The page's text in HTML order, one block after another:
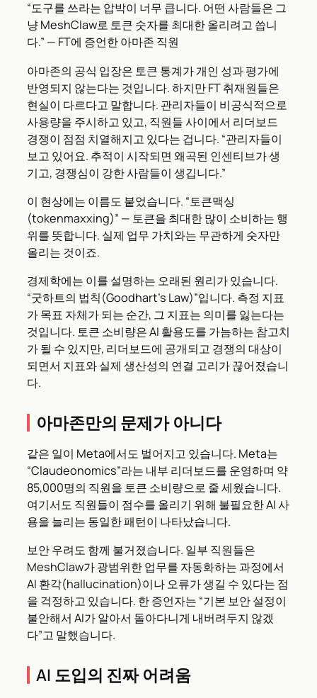
“도구를 쓰라는 압박이 너무 큽니다. 어떤 사람들은 그
냥 MeshClaw로 토큰 숫자를 최대한 올리려고 씁니
다.” — FT에 증언한 아마존 직원
아마존의 공식 입장은 토큰 통계가 개인 성과 평가에
반영되지 않는다는 것입니다. 하지만 FT 취재원들은
현실이 다르다고 말합니다. 관리자들이 비공식적으로
사용량을 주시하고 있고, 직원들 사이에서 리더보드
경쟁이 점점 치열해지고 있다는 겁니다. “관리자들이
보고 있어요. 추적이 시작되면 왜곡된 인센티브가 생
기고, 경쟁심이 강한 사람들이 생깁니다.”
이 현상에는 이름도 붙었습니다. “토큰맥싱
(tokenmaxxing)” — 토큰을 최대한 많이 소비하는 행
위를 뜻합니다. 실제 업무 가치와는 무관하게 숫자만
올리는 것이죠.
경제학에는 이를 설명하는 오래된 원리가 있습니다.
“굿하트의 법칙(Goodhart’s Law)”입니다. 측정 지표
가 목표 자체가 되는 순간, 그 지표는 의미를 잃는다는
것입니다. 토큰 소비량은 AI 활용도를 가늠하는 참고치
가 될 수 있지만, 리더보드에 공개되고 경쟁의 대상이
되면서 지표와 실제 생산성의 연결 고리가 끊어졌습니
다.
아마존만의 문제가 아니다
같은 일이 Meta에서도 벌어지고 있습니다. Meta는
“Claudeonomics”라는 내부 리더보드를 운영하며 약
85,000명의 직원을 토큰 소비량으로 줄 세웠습니다.
여기서도 직원들이 점수를 올리기 위해 불필요한 AI 사
용을 늘리는 동일한 패턴이 나타났습니다.
보안 우려도 함께 불거졌습니다. 일부 직원들은
MeshClaw가 광범위한 업무를 자동화하는 과정에서
AI 환각(hallucination)이나 오류가 생길 수 있다는 점
을 걱정하고 있습니다. 한 증언자는 “기본 보안 설정이
불안해서 AI가 알아서 돌아다니게 내버려두지 않겠
다”고 말했습니다.
AI 도입의 진짜 어려움